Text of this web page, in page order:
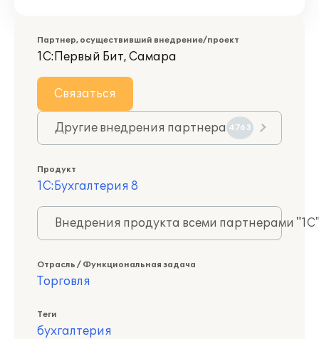
Партнер, осуществивший внедрение/проект
1С:Первый Бит, Самара
Связаться
Другие внедрения партнера 4763
Продукт
1С:Бухгалтерия 8
Внедрения продукта всеми партнерами
Отрасль / Функциональная задача
Торговля
Теги
бухгалтерия